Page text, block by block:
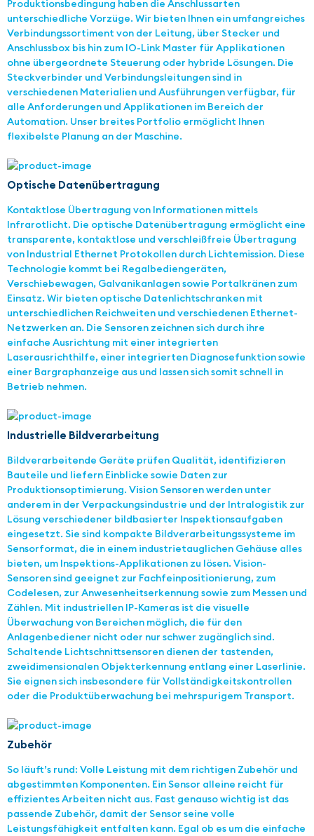
Produktionsbedingung haben die Anschlussarten
unterschiedliche Vorzüge. Wir bieten Ihnen ein umfangreiches
Verbindungssortiment von der Leitung, über Stecker und
Anschlussbox bis hin zum IO-Link Master für Applikationen
ohne übergeordnete Steuerung oder hybride Lösungen. Die
Steckverbinder und Verbindungsleitungen sind in
verschiedenen Materialien und Ausführungen verfügbar, für
alle Anforderungen und Applikationen im Bereich der
Automation. Unser breites Portfolio ermöglicht Ihnen
flexibelste Planung an der Maschine.
Optische Datenübertragung
Kontaktlose Übertragung von Informationen mittels
Infrarotlicht. Die optische Datenübertragung ermöglicht eine
transparente, kontaktlose und verschleißfreie Übertragung
von Industrial Ethernet Protokollen durch Lichtemission. Diese
Technologie kommt bei Regalbediengeräten,
Verschiebewagen, Galvanikanlagen sowie Portalkränen zum
Einsatz. Wir bieten optische Datenlichtschranken mit
unterschiedlichen Reichweiten und verschiedenen Ethernet-
Netzwerken an. Die Sensoren zeichnen sich durch ihre
einfache Ausrichtung mit einer integrierten
Laserausrichthilfe, einer integrierten Diagnosefunktion sowie
einer Bargraphanzeige aus und lassen sich somit schnell in
Betrieb nehmen.
Industrielle Bildverarbeitung
Bildverarbeitende Geräte prüfen Qualität, identifizieren
Bauteile und liefern Einblicke sowie Daten zur
Produktionsoptimierung. Vision Sensoren werden unter
anderem in der Verpackungsindustrie und der Intralogistik zur
Lösung verschiedener bildbasierter Inspektionsaufgaben
eingesetzt. Sie sind kompakte Bildverarbeitungssysteme im
Sensorformat, die in einem industrietauglichen Gehäuse alles
bieten, um Inspektions-Applikationen zu lösen. Vision-
Sensoren sind geeignet zur Fachfeinpositionierung, zum
Codelesen, zur Anwesenheitserkennung sowie zum Messen und
Zählen. Mit industriellen IP-Kameras ist die visuelle
Überwachung von Bereichen möglich, die für den
Anlagenbediener nicht oder nur schwer zugänglich sind.
Schaltende Lichtschnittsensoren dienen der tastenden,
zweidimensionalen Objekterkennung entlang einer Laserlinie.
Sie eignen sich insbesondere für Vollständigkeitskontrollen
oder die Produktüberwachung bei mehrspurigem Transport.
Zubehör
So läuft’s rund: Volle Leistung mit dem richtigen Zubehör und
abgestimmten Komponenten. Ein Sensor alleine reicht für
effizientes Arbeiten nicht aus. Fast genauso wichtig ist das
passende Zubehör, damit der Sensor seine volle
Leistungsfähigkeit entfalten kann. Egal ob es um die einfache